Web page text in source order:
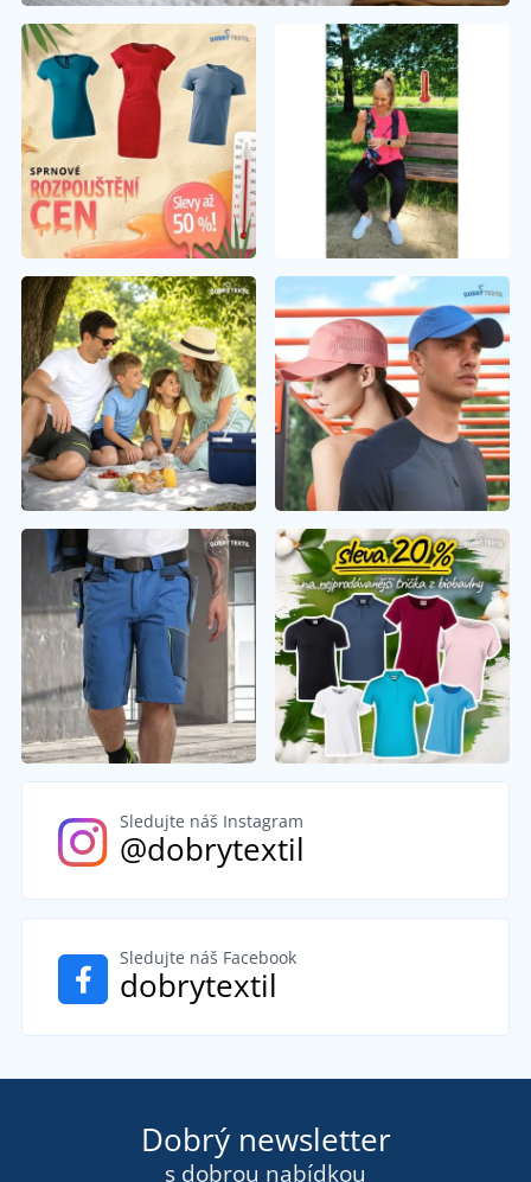
Sledujte náš Instagram
@dobrytextil
Sledujte náš Facebook
dobrytextil
Dobrý newsletter
s dobrou nabídkou